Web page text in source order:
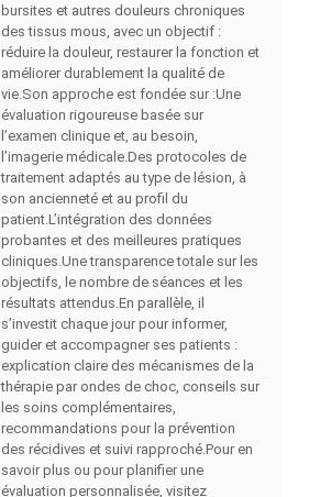
bursites et autres douleurs chroniques
des tissus mous, avec un objectif :
réduire la douleur, restaurer la fonction et
améliorer durablement la qualité de
vie.Son approche est fondée sur :Une
évaluation rigoureuse basée sur
l’examen clinique et, au besoin,
l’imagerie médicale.Des protocoles de
traitement adaptés au type de lésion, à
son ancienneté et au profil du
patient.L’intégration des données
probantes et des meilleures pratiques
cliniques.Une transparence totale sur les
objectifs, le nombre de séances et les
résultats attendus.En parallèle, il
s’investit chaque jour pour informer,
guider et accompagner ses patients :
explication claire des mécanismes de la
thérapie par ondes de choc, conseils sur
les soins complémentaires,
recommandations pour la prévention
des récidives et suivi rapproché.Pour en
savoir plus ou pour planifier une
évaluation personnalisée, visitez